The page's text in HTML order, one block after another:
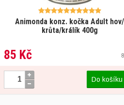
Animonda konz. kočka Adult hov/
krůta/králík 400g
85 Kč
Do košíku